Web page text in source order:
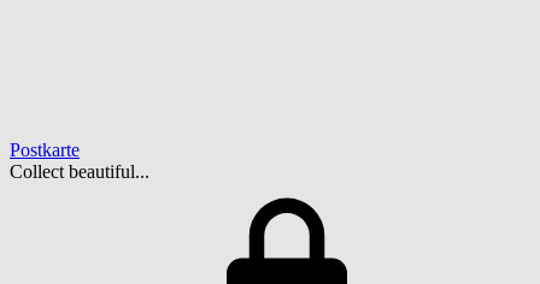
Postkarte
Collect beautiful...